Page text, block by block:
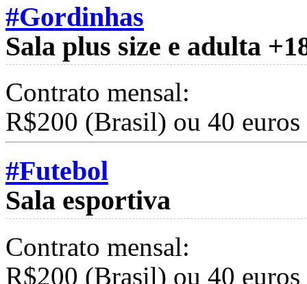
#Gordinhas
Sala plus size e adulta
Contrato mensal:
R$200 (Brasil) ou 40
#Futebol
Sala esportiva
Contrato mensal:
R$200 (Brasil) ou 40